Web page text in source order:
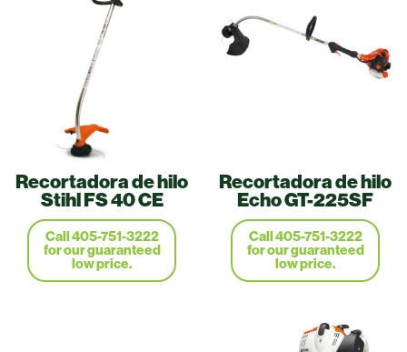
Recortadora de hilo
Stihl FS 40 CE
Call 405-751-3222
for our guaranteed
low price.
Recortadora de hilo
Echo GT-225SF
Call 405-751-3222
for our guaranteed
low price.